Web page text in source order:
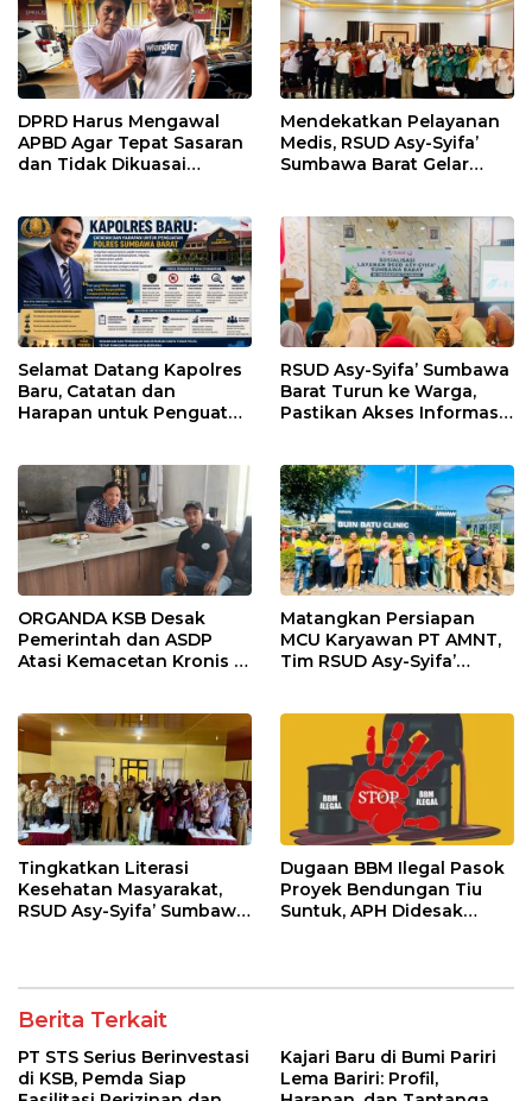
DPRD Harus Mengawal
APBD Agar Tepat Sasaran
dan Tidak Dikuasai
Mendekatkan Pelayanan
Medis, RSUD Asy-Syifa’
Sumbawa Barat Gelar
Selamat Datang Kapolres
Baru, Catatan dan
Harapan untuk Penguatan
RSUD Asy-Syifa’ Sumbawa
Barat Turun ke Warga,
Pastikan Akses Informasi
ORGANDA KSB Desak
Pemerintah dan ASDP
Atasi Kemacetan Kronis di
Matangkan Persiapan
MCU Karyawan PT AMNT,
Tim RSUD Asy-Syifa’
Tingkatkan Literasi
Kesehatan Masyarakat,
RSUD Asy-Syifa’ Sumbawa
Dugaan BBM Ilegal Pasok
Proyek Bendungan Tiu
Suntuk, APH Didesak
Berita Terkait
PT STS Serius Berinvestasi
di KSB, Pemda Siap
Kajari Baru di Bumi Pariri
Lema Bariri: Profil,